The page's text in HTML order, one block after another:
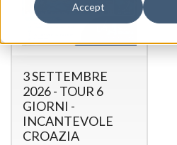
Accept
3 SETTEMBRE
2026 - TOUR 6
GIORNI -
INCANTEVOLE
CROAZIA